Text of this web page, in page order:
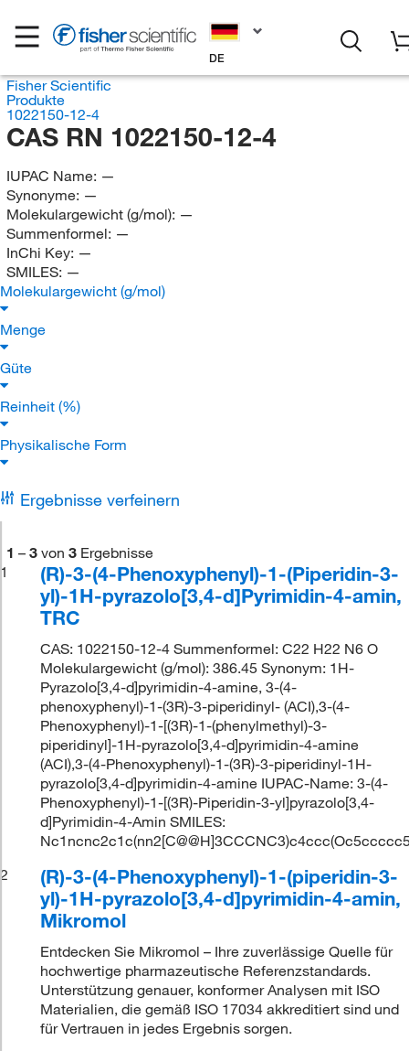
DE
Fisher Scientific
Produkte
1022150-12-4
CAS RN 1022150-12-4
IUPAC Name: —
Synonyme: —
Molekulargewicht (g/mol): —
Summenformel: —
InChi Key: —
SMILES: —
Molekulargewicht (g/mol)
Menge
Güte
Reinheit (%)
Physikalische Form
Ergebnisse verfeinern
1 – 3 von 3 Ergebnisse
1
(R)-3-(4-Phenoxyphenyl)-1-(Piperidin-3-
yl)-1H-pyrazolo[3,4-d]Pyrimidin-4-amin,
TRC
CAS: 1022150-12-4 Summenformel: C22 H22 N6 O
Molekulargewicht (g/mol): 386.45 Synonym: 1H-
Pyrazolo[3,4-d]pyrimidin-4-amine, 3-(4-
phenoxyphenyl)-1-(3R)-3-piperidinyl- (ACI),3-(4-
Phenoxyphenyl)-1-[(3R)-1-(phenylmethyl)-3-
piperidinyl]-1H-pyrazolo[3,4-d]pyrimidin-4-amine
(ACI),3-(4-Phenoxyphenyl)-1-(3R)-3-piperidinyl-1H-
pyrazolo[3,4-d]pyrimidin-4-amine IUPAC-Name: 3-(4-
Phenoxyphenyl)-1-[(3R)-Piperidin-3-yl]pyrazolo[3,4-
d]Pyrimidin-4-Amin SMILES:
2
(R)-3-(4-Phenoxyphenyl)-1-(piperidin-3-
yl)-1H-pyrazolo[3,4-d]pyrimidin-4-amin,
Mikromol
Entdecken Sie Mikromol – Ihre zuverlässige Quelle für
hochwertige pharmazeutische Referenzstandards.
Unterstützung genauer, konformer Analysen mit ISO
Materialien, die gemäß ISO 17034 akkreditiert sind und
für Vertrauen in jedes Ergebnis sorgen.